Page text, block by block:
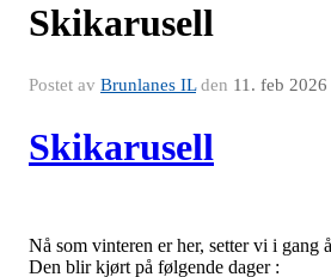
Skikarusell
Postet av Brunlanes ILden 11. feb 2026
Skikarusell
Nå som vinteren er her, setter vi i gang
Den blir kjørt på følgende dager :